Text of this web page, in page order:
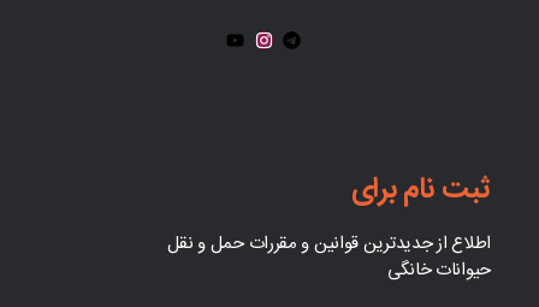
ثبت نام برای
اطلاع از جدیدترین قوانین و مقررات حمل و نقل
حیوانات خانگی